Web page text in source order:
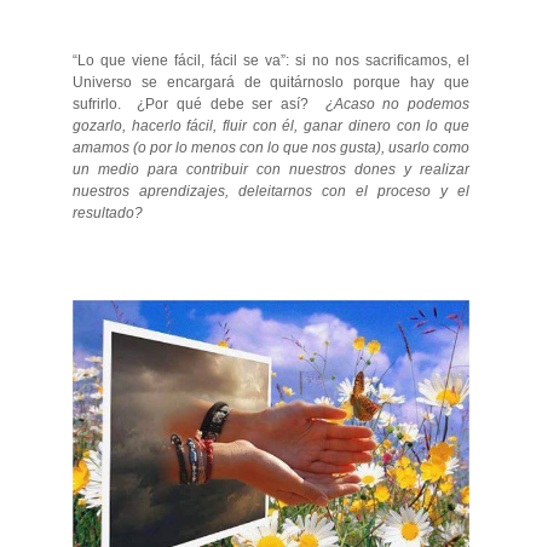
“Lo que viene fácil, fácil se va”: si no nos sacrificamos, el
Universo se encargará de quitárnoslo porque hay que
sufrirlo. ¿Por qué debe ser así? ¿Acaso no podemos
gozarlo, hacerlo fácil, fluir con él, ganar dinero con lo que
amamos (o por lo menos con lo que nos gusta), usarlo como
un medio para contribuir con nuestros dones y realizar
nuestros aprendizajes, deleitarnos con el proceso y el
resultado?